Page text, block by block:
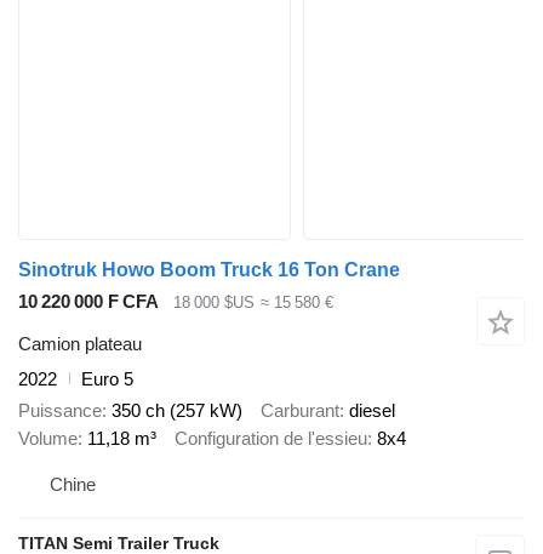
Sinotruk Howo Boom Truck 16 Ton Crane
10 220 000 F CFA
18 000 $US ≈ 15 580 €
Camion plateau
2022
Euro 5
Puissance 350 ch (257 kW) Carburant diesel
Volume 11,18 m³ Configuration de l'essieu 8x4
Chine
TITAN Semi Trailer Truck